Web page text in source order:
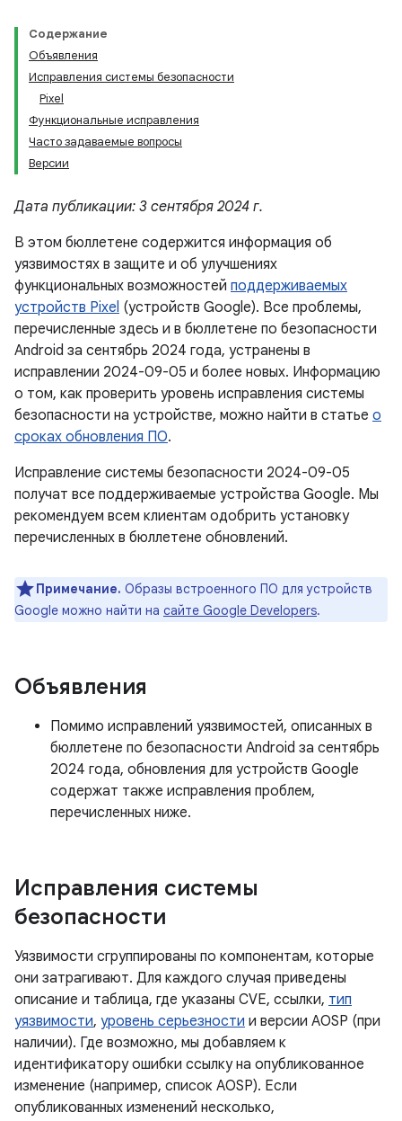
Содержание
Объявления
Исправления системы безопасности
Pixel
Функциональные исправления
Часто задаваемые вопросы
Версии
Дата публикации: 3 сентября 2024 г.
В этом бюллетене содержится информация об
уязвимостях в защите и об улучшениях
функциональных возможностей поддерживаемых
устройств Pixel (устройств Google). Все проблемы,
перечисленные здесь и в бюллетене по безопасности
Android за сентябрь 2024 года, устранены в
исправлении 2024-09-05 и более новых. Информацию
о том, как проверить уровень исправления системы
безопасности на устройстве, можно найти в статье о
сроках обновления ПО.
Исправление системы безопасности 2024-09-05
получат все поддерживаемые устройства Google. Мы
рекомендуем всем клиентам одобрить установку
перечисленных в бюллетене обновлений.
Примечание. Образы встроенного ПО для устройств
Google можно найти на сайте Google Developers.
Объявления
Помимо исправлений уязвимостей, описанных в
бюллетене по безопасности Android за сентябрь
2024 года, обновления для устройств Google
содержат также исправления проблем,
перечисленных ниже.
Исправления системы
безопасности
Уязвимости сгруппированы по компонентам, которые
они затрагивают. Для каждого случая приведены
описание и таблица, где указаны CVE, ссылки, тип
уязвимости, уровень серьезности и версии AOSP (при
наличии). Где возможно, мы добавляем к
идентификатору ошибки ссылку на опубликованное
изменение (например, список AOSP). Если
опубликованных изменений несколько,